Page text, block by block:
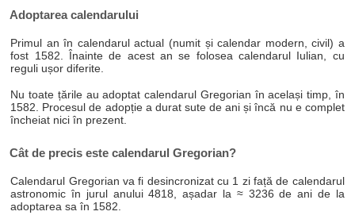
Adoptarea calendarului
Primul an în calendarul actual (numit și calendar modern, civil) a
fost 1582. Înainte de acest an se folosea calendarul Iulian, cu
reguli ușor diferite.
Nu toate țările au adoptat calendarul Gregorian în același timp, în
1582. Procesul de adopție a durat sute de ani și încă nu e complet
încheiat nici în prezent.
Cât de precis este calendarul Gregorian?
Calendarul Gregorian va fi desincronizat cu 1 zi față de calendarul
astronomic în jurul anului 4818, așadar la ≈ 3236 de ani de la
adoptarea sa în 1582.